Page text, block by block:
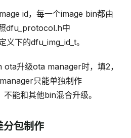
id，每一个image bin都由
dfu_protocol.h中
义下的dfu_img_id_t。
升级ota manager时，填2，
只能单独制作
能和其他bin混合升级。
分包制作